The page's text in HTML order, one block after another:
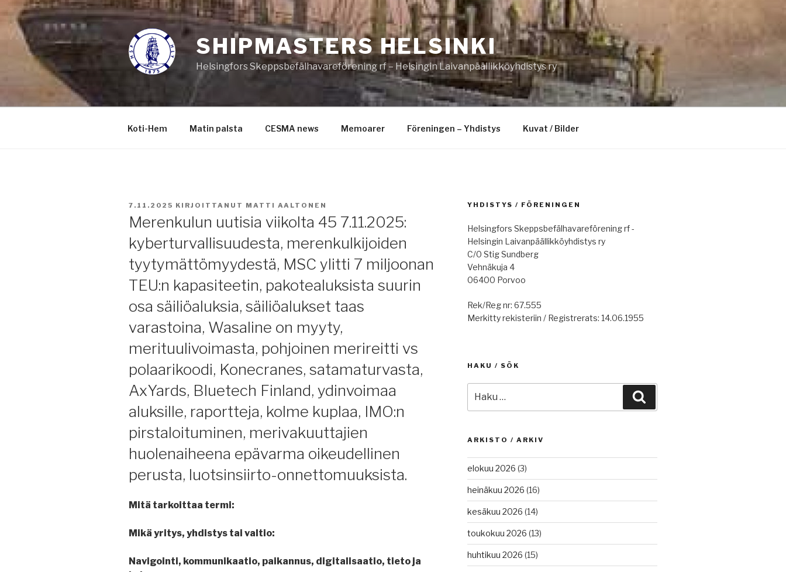
Siirry
sisältöön
SHIPMASTERS HELSINKI
Helsingfors Skeppsbefälhavareförening rf – Helsingin Laivanpäällikköyhdistys ry
Koti-Hem Matin palsta CESMA news Memoarer Föreningen – Yhdistys Kuvat / Bilder
JULKAISTU
7.11.2025 KIRJOITTANUT MATTI AALTONEN
Merenkulun uutisia viikolta 45 7.11.2025:
kyberturvallisuudesta, merenkulkijoiden
tyytymättömyydestä, MSC ylitti 7 miljoonan
TEU:n kapasiteetin, pakotealuksista suurin
osa säiliöaluksia, säiliöalukset taas
varastoina, Wasaline on myyty,
merituulivoimasta, pohjoinen merireitti vs
polaarikoodi, Konecranes, satamaturvasta,
AxYards, Bluetech Finland, ydinvoimaa
aluksille, raportteja, kolme kuplaa, IMO:n
pirstaloituminen, merivakuuttajien
huolenaiheena epävarma oikeudellinen
perusta, luotsinsiirto-onnettomuuksista.
Mitä tarkoittaa termi:
Mikä yritys, yhdistys tai valtio:
Navigointi, kommunikaatio, paikannus, digitalisaatio, tieto ja
YHDISTYS / FÖRENINGEN
Helsingfors Skeppsbefälhavareförening rf -
Helsingin Laivanpäällikköyhdistys ry
C/0 Stig Sundberg
Vehnäkuja 4
06400 Porvoo
Rek/Reg nr: 67.555
Merkitty rekisteriin / Registrerats: 14.06.1955
HAKU / SÖK
ARKISTO / ARKIV
elokuu 2026 (3)
heinäkuu 2026 (16)
kesäkuu 2026 (14)
toukokuu 2026 (13)
huhtikuu 2026 (15)